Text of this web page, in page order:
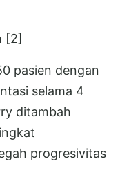
[2]
pasien dengan
selama 4
ditambah
progresivitas